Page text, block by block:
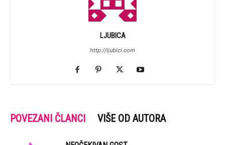
LJUBICA
http://ljubici.com
POVEZANI ČLANCI VIŠE OD AUTORA